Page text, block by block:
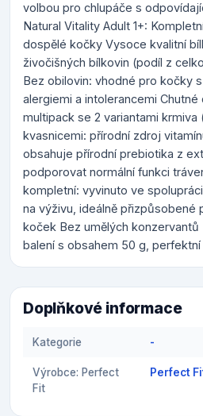
volbou pro chlupáče s
Natural Vitality Adult 1+:
dospělé kočky Vysoce kvalitní
živočišných bílkovin (podíl z
Bez obilovin: vhodné pro kočky
alergiemi a intolerancemi
multipack se 2 variantami krmiva
kvasnicemi: přírodní zdroj
obsahuje přírodní prebiotika z
podporovat normální funkci
kompletní: vyvinuto ve
na výživu, ideálně přizpůsobené
koček Bez umělých
balení s obsahem 50 g,
Doplňkové informace
Kategorie -
Výrobce: Perfect
Fit
Perfect